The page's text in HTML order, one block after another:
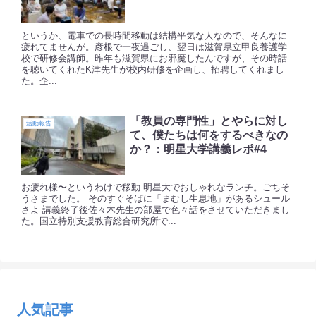
というか、電車での長時間移動は結構平気な人なので、そんなに
疲れてませんが。彦根で一夜過ごし、翌日は滋賀県立甲良養護学
校で研修会講師。昨年も滋賀県にお邪魔したんですが、その時話
を聴いてくれたK津先生が校内研修を企画し、招聘してくれまし
た。企...
活動報告
「教員の専門性」とやらに対し
て、僕たちは何をするべきなの
か？：明星大学講義レポ#4
お疲れ様〜というわけで移動 明星大でおしゃれなランチ。ごちそ
うさまでした。 そのすぐそばに「まむし生息地」があるシュール
さよ 講義終了後佐々木先生の部屋で色々話をさせていただきまし
た。国立特別支援教育総合研究所で...
人気記事